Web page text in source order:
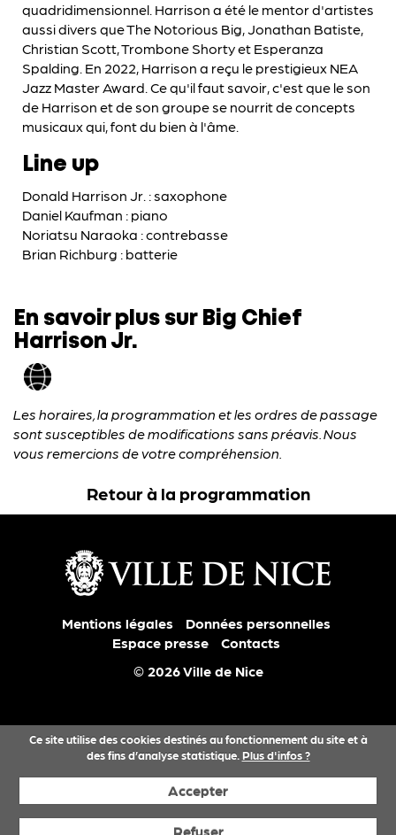
quadridimensionnel. Harrison a été le mentor d'artistes
aussi divers que The Notorious Big, Jonathan Batiste,
Christian Scott, Trombone Shorty et Esperanza
Spalding. En 2022, Harrison a reçu le prestigieux NEA
Jazz Master Award. Ce qu'il faut savoir, c'est que le son
de Harrison et de son groupe se nourrit de concepts
musicaux qui, font du bien à l'âme.
Line up
Donald Harrison Jr. : saxophone
Daniel Kaufman : piano
Noriatsu Naraoka : contrebasse
Brian Richburg : batterie
En savoir plus sur Big Chief
Harrison Jr.
Les horaires, la programmation et les ordres de passage
sont susceptibles de modifications sans préavis. Nous
vous remercions de votre compréhension.
Retour à la programmation
Mentions légales
Données personnelles
Espace presse
Contacts
© 2026 Ville de Nice
Ce site utilise des cookies destinés au fonctionnement du site et à
des fins d’analyse statistique. Plus d'infos ?
Accepter
Refuser